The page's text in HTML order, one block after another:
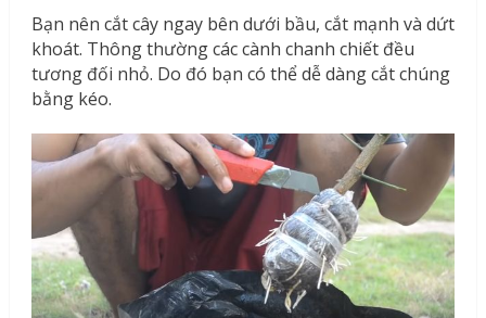
Bạn nên cắt cây ngay bên dưới bầu, cắt mạnh và dứt
khoát. Thông thường các cành chanh chiết đều
tương đối nhỏ. Do đó bạn có thể dễ dàng cắt chúng
bằng kéo.